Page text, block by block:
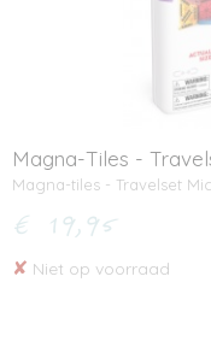
Magna-Tiles -
Magna-tiles - Travelset
€ 19,95
✘ Niet op voorraad